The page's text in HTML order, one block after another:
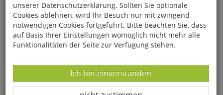
Die Zaunammer überrennt die Weinberge des
Rheingaus
unserer Datenschutzerklärung. Sollten Sie optionale
Cookies ablehnen, wird Ihr Besuch nur mit zwingend
notwendigen Cookies fortgeführt. Bitte beachten Sie, dass
auf Basis Ihrer Einstellungen womöglich nicht mehr alle
Funktionalitäten der Seite zur Verfügung stehen.
Datenverarbeitung -
Ich bin einverstanden